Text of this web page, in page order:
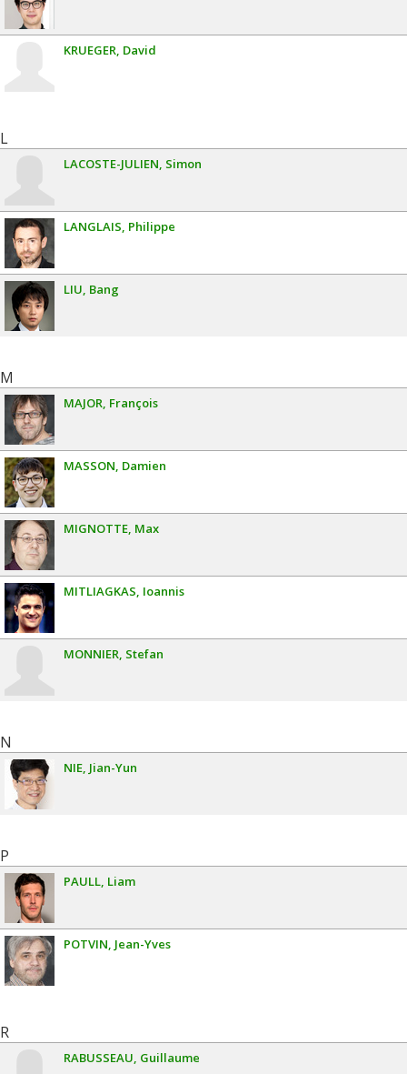
KRUEGER David
L
LACOSTE-JULIEN Simon
LANGLAIS Philippe
LIU Bang
M
MAJOR François
MASSON Damien
MIGNOTTE Max
MITLIAGKAS Ioannis
MONNIER Stefan
N
NIE Jian-Yun
P
PAULL Liam
POTVIN Jean-Yves
R
RABUSSEAU Guillaume